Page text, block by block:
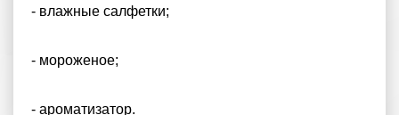
- влажные салфетки;
- мороженое;
- ароматизатор.